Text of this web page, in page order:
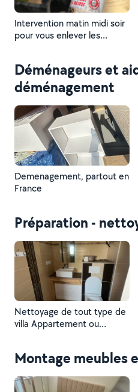
Intervention matin midi soir
pour vous enlever les
Déménageurs et
déménagement
Demenagement, partout en
France
Préparation -
Nettoyage de tout type de
villa Appartement ou
Montage meubles